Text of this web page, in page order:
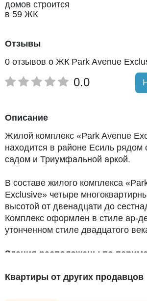
домов строится
в 59 ЖК
Отзывы
0 отзывов о ЖК Park Avenue
0.0
Описание
Жилой комплекс «Park Avenue
находится в районе Есиль рядом
садом и Триумфальной аркой.
В составе жилого комплекса
Exclusive» четыре
высотой от двенадцати до
Комплекс оформлен в стиле ар-
утонченном стиле двадцатого
Здания расположены по
Квартиры от других продавцов